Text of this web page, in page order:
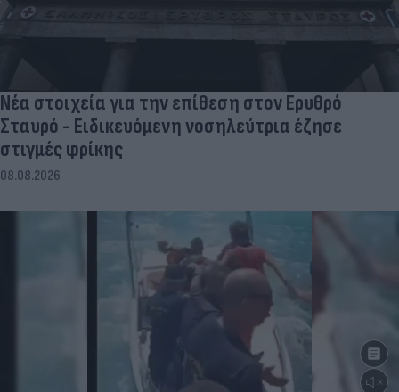
Νέα στοιχεία για την επίθεση στον Ερυθρό
Σταυρό - Ειδικευόμενη νοσηλεύτρια έζησε
στιγμές φρίκης
08.08.2026